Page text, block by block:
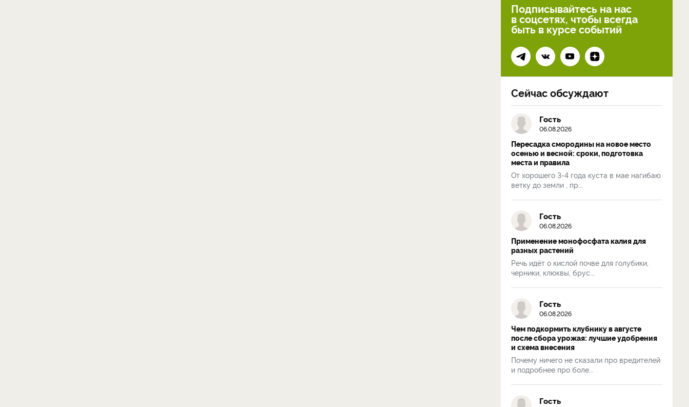
Подписывайтесь на нас
в соцсетях, чтобы всегда
быть в курсе событий
Сейчас обсуждают
Гость
06.08.2026
Пересадка смородины на новое место
осенью и весной: сроки, подготовка
места и правила
От хорошего 3-4 года куста в мае нагибаю
ветку до земли , пр...
Гость
06.08.2026
Применение монофосфата калия для
разных растений
Речь идёт о кислой почве для голубики,
черники, клюквы, брус...
Гость
06.08.2026
Чем подкормить клубнику в августе
после сбора урожая: лучшие удобрения
и схема внесения
Почему ничего не сказали про вредителей
и подробнее про боле...
Гость